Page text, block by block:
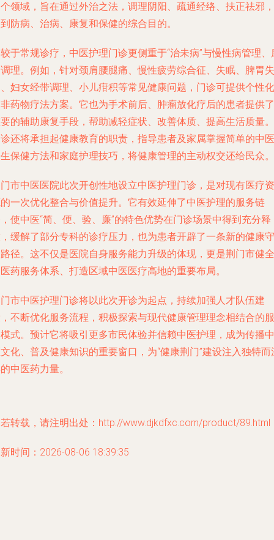
领域，旨在通过外治之法，调理阴阳、疏通经络、扶正祛邪，
防病、治病、康复和保健的综合目的。
于常规诊疗，中医护理门诊更侧重于“治未病”与慢性病管理、
理。例如，针对颈肩腰腿痛、慢性疲劳综合征、失眠、脾胃失
妇女经带调理、小儿疳积等常见健康问题，门诊可提供个性化
药物疗法方案。它也为手术前后、肿瘤放化疗后的患者提供了
的辅助康复手段，帮助减轻症状、改善体质、提高生活质量。
还将承担起健康教育的职责，指导患者及家属掌握简单的中医
保健方法和家庭护理技巧，将健康管理的主动权交还给民众。
市中医医院此次开创性地设立中医护理门诊，是对现有医疗资
一次优化整合与价值提升。它有效延伸了中医护理的服务链
使中医“简、便、验、廉”的特色优势在门诊场景中得到充分释
缓解了部分专科的诊疗压力，也为患者开辟了一条新的健康守
径。这不仅是医院自身服务能力升级的体现，更是荆门市健全
药服务体系、打造区域中医医疗高地的重要布局。
市中医护理门诊将以此次开诊为起点，持续加强人才队伍建
不断优化服务流程，积极探索与现代健康管理理念相结合的服
式。预计它将吸引更多市民体验并信赖中医护理，成为传播中
化、普及健康知识的重要窗口，为“健康荆门”建设注入独特而
中医药力量。
转载，请注明出处：http://www.djkdfxc.com/product/89.html
时间：2026-08-06 18:39:35